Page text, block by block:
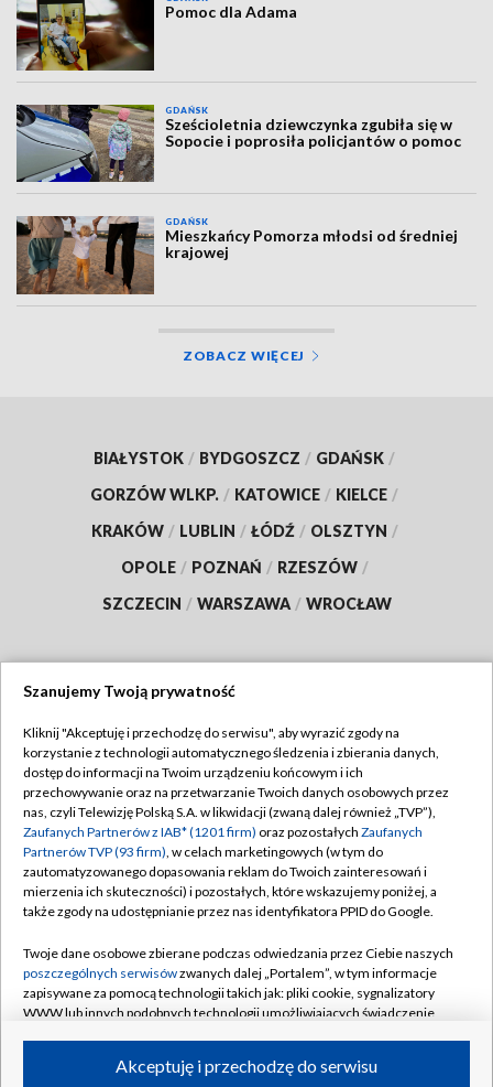
Pomoc dla Adama
GDAŃSK
Sześcioletnia dziewczynka zgubiła się w
Sopocie i poprosiła policjantów o pomoc
GDAŃSK
Mieszkańcy Pomorza młodsi od średniej
krajowej
ZOBACZ WIĘCEJ
BIAŁYSTOK / BYDGOSZCZ / GDAŃSK /
GORZÓW WLKP. / KATOWICE / KIELCE /
KRAKÓW / LUBLIN / ŁÓDŹ / OLSZTYN /
OPOLE / POZNAŃ / RZESZÓW /
SZCZECIN / WARSZAWA / WROCŁAW
TVP
Abonament TVP
Emisja w TVP
Centrum informacji TVP
Naziemna Telewizja Cyfrowa
Rada Programowa
System NOS
Informacje o nadawcy
Program dla prasy
Regulamin TVP
Polityka prywatności
Moje zgody
Pomoc
Kontakt
Kanały
Szanujemy Twoją prywatność
Kliknij "Akceptuję i przechodzę do serwisu", aby wyrazić zgody na
korzystanie z technologii automatycznego śledzenia i zbierania danych,
dostęp do informacji na Twoim urządzeniu końcowym i ich
przechowywanie oraz na przetwarzanie Twoich danych osobowych przez
nas, czyli Telewizję Polską S.A. w likwidacji (zwaną dalej również „TVP”),
Zaufanych Partnerów z IAB* (1201 firm) oraz pozostałych Zaufanych
Partnerów TVP (93 firm), w celach marketingowych (w tym do
zautomatyzowanego dopasowania reklam do Twoich zainteresowań i
mierzenia ich skuteczności) i pozostałych, które wskazujemy poniżej, a
także zgody na udostępnianie przez nas identyfikatora PPID do Google.
Twoje dane osobowe zbierane podczas odwiedzania przez Ciebie naszych
poszczególnych serwisówzwanych dalej „Portalem”, w tym informacje
zapisywane za pomocą technologii takich jak: pliki cookie, sygnalizatory
WWW lub innych podobnych technologii umożliwiających świadczenie
ruchu w Internecie.Akceptuję i przechodzę do serwisu